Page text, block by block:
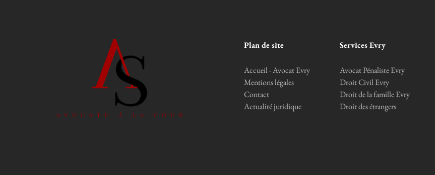
Plan de site
Accueil - Avocat Evry
Mentions légales
Contact
Actualité juridique
Services Evry
Avocat Pénaliste Evry
Droit Civil Evry
Droit de la famille Evry
Droit des étrangers